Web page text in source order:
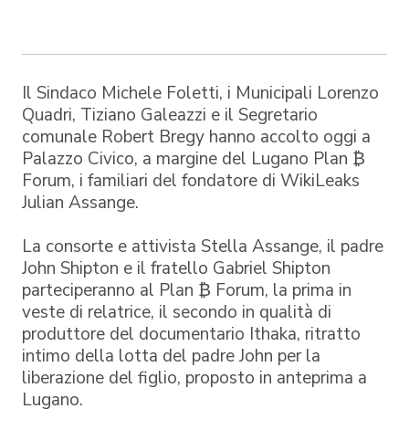
Il Sindaco Michele Foletti, i Municipali Lorenzo
Quadri, Tiziano Galeazzi e il Segretario
comunale Robert Bregy hanno accolto oggi a
Palazzo Civico, a margine del Lugano Plan ₿
Forum, i familiari del fondatore di WikiLeaks
Julian Assange.
La consorte e attivista Stella Assange, il padre
John Shipton e il fratello Gabriel Shipton
parteciperanno al Plan ₿ Forum, la prima in
veste di relatrice, il secondo in qualità di
produttore del documentario Ithaka, ritratto
intimo della lotta del padre John per la
liberazione del figlio, proposto in anteprima a
Lugano.